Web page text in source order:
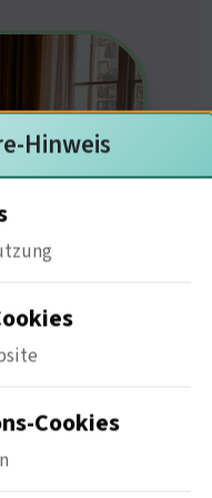
der
Planung. Sie
Abende, die
Hinweis
Cookies